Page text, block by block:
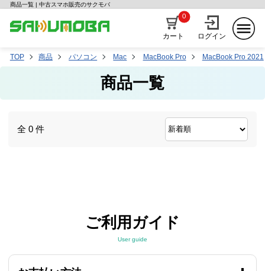
商品一覧 | 中古スマホ販売のサクモバ
カート
0
ログイン
TOP 商品 パソコン Mac MacBook Pro MacBook Pro 2021
商品一覧
全 0 件
ご利用ガイド
User guide